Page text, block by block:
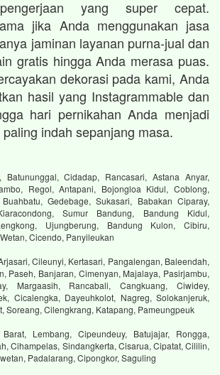
yang super cepat.
jika Anda menggunakan jasa
jaminan layanan purna-jual dan
gratis hingga Anda merasa puas.
dekorasi pada kami, Anda
hasil yang Instagrammable dan
hari pernikahan Anda menjadi
indah sepanjang masa.
Batununggal, Cidadap, Rancasari, Astana Anyar,
Regol, Antapani, Bojongloa Kidul, Coblong,
Gedebage, Sukasari, Babakan Ciparay,
Sumur Bandung, Bandung Kidul,
Ujungberung, Bandung Kulon, Cibiru,
Cicendo, Panyileukan
Cileunyi, Kertasari, Pangalengan, Baleendah,
Paseh, Banjaran, Cimenyan, Majalaya, Pasirjambu,
Margaasih, Rancabali, Cangkuang, Ciwidey,
Cicalengka, Dayeuhkolot, Nagreg, Solokanjeruk,
Soreang, Cilengkrang, Katapang, Pameungpeuk
Lembang, Cipeundeuy, Batujajar, Rongga,
Cihampelas, Sindangkerta, Cisarua, Cipatat, Cililin,
Padalarang, Cipongkor, Saguling